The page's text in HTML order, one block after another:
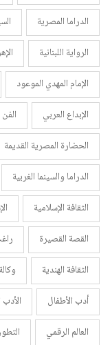
الدراما المصرية
الرواية اللبنانية
الإمام المهدي الموعود
الإبداع العربي
الحضارة المصرية القديمة
الدراما والسينما الغربية
الثقافة الإسلامية
القصة القصيرة
الثقافة الهندية
أدب الأطفال
العالم الرقمي